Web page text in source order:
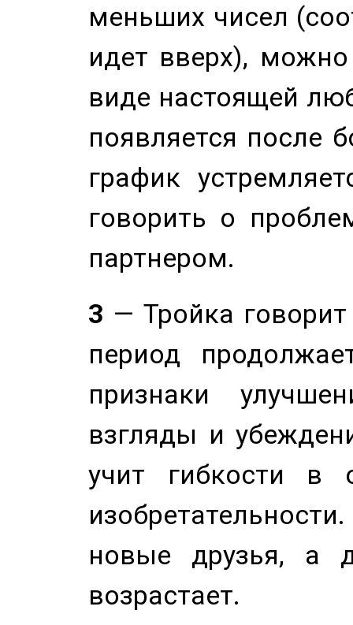
меньших чисел
идет вверх),
виде настоящей
появляется после
график
говорить о
партнером.
3 — Тройка
период
признаки
взгляды и
учит гибкости в
новые друзья, а
возрастает.